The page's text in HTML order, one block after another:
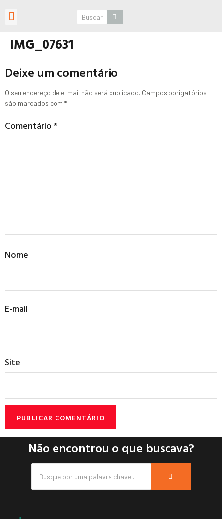
IMG_07631
Deixe um comentário
O seu endereço de e-mail não será publicado. Campos obrigatórios
são marcados com *
Comentário*
Nome
E-mail
Site
Não encontrou o que buscava?